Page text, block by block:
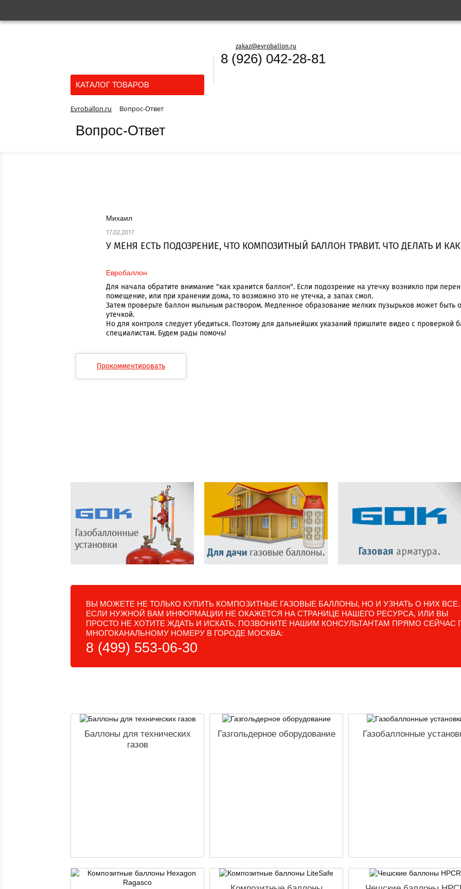
zakaz@evroballon.ru
8 (926) 042-28-81
КАТАЛОГ ТОВАРОВ
Evroballon.ru Вопрос-Ответ
Вопрос-Ответ
Михаил
17.02.2017
У МЕНЯ ЕСТЬ ПОДОЗРЕНИЕ, ЧТО КОМПОЗИТНЫЙ БАЛЛОН ТРАВИТ. ЧТО ДЕЛАТЬ И
Евробаллон
Для начала обратите внимание "как хранится баллон". Если подозрение на утечку возникло при
помещение, или при хранении дома, то возможно это не утечка, а запах смол.
Затем проверьте баллон мыльным раствором. Медленное образование мелких пузырьков может быть
утечкой.
Но для контроля следует убедиться. Поэтому для дальнейших указаний пришлите видео с
специалистам. Будем рады помочь!
Прокомментировать
ВЫ МОЖЕТЕ НЕ ТОЛЬКО КУПИТЬ КОМПОЗИТНЫЕ ГАЗОВЫЕ БАЛЛОНЫ, НО И УЗНАТЬ О НИХ ВСЕ.
ЕСЛИ НУЖНОЙ ВАМ ИНФОРМАЦИИ НЕ ОКАЖЕТСЯ НА СТРАНИЦЕ НАШЕГО РЕСУРСА, ИЛИ ВЫ
ПРОСТО НЕ ХОТИТЕ ЖДАТЬ И ИСКАТЬ, ПОЗВОНИТЕ НАШИМ КОНСУЛЬТАНТАМ ПРЯМО СЕЙЧАС
МНОГОКАНАЛЬНОМУ НОМЕРУ В ГОРОДЕ МОСКВА:
8 (499) 553-06-30
Баллоны для технических
газов
Газгольдерное оборудование Газобаллонные